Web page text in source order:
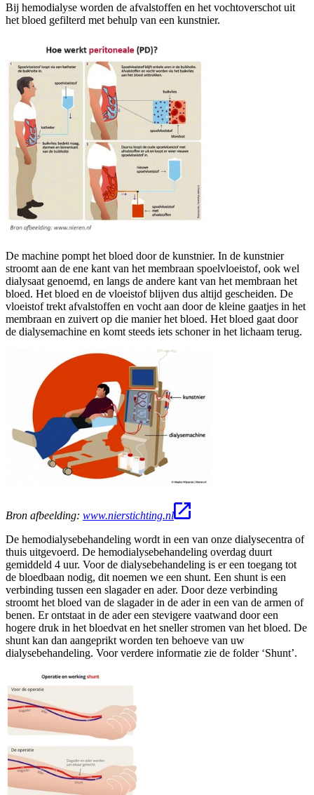
Bij hemodialyse worden de afvalstoffen en het vochtoverschot uit
het bloed gefilterd met behulp van een kunstnier.
De machine pompt het bloed door de kunstnier. In de kunstnier
stroomt aan de ene kant van het membraan spoelvloeistof, ook wel
dialysaat genoemd, en langs de andere kant van het membraan het
bloed. Het bloed en de vloeistof blijven dus altijd gescheiden. De
vloeistof trekt afvalstoffen en vocht aan door de kleine gaatjes in het
membraan en zuivert op die manier het bloed. Het bloed gaat door
de dialysemachine en komt steeds iets schoner in het lichaam terug.
Bron afbeelding: www.nierstichting.nl
De hemodialysebehandeling wordt in een van onze dialysecentra of
thuis uitgevoerd. De hemodialysebehandeling overdag duurt
gemiddeld 4 uur. Voor de dialysebehandeling is er een toegang tot
de bloedbaan nodig, dit noemen we een shunt. Een shunt is een
verbinding tussen een slagader en ader. Door deze verbinding
stroomt het bloed van de slagader in de ader in een van de armen of
benen. Er ontstaat in de ader een stevigere vaatwand door een
hogere druk in het bloedvat en het sneller stromen van het bloed. De
shunt kan dan aangeprikt worden ten behoeve van uw
dialysebehandeling. Voor verdere informatie zie de folder ‘Shunt’.